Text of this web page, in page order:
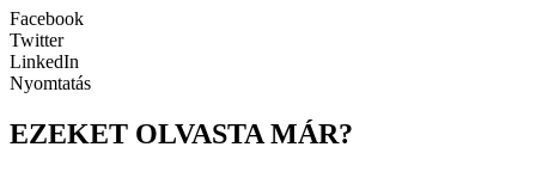
Facebook
Twitter
LinkedIn
Nyomtatás
EZEKET OLVASTA MÁR?